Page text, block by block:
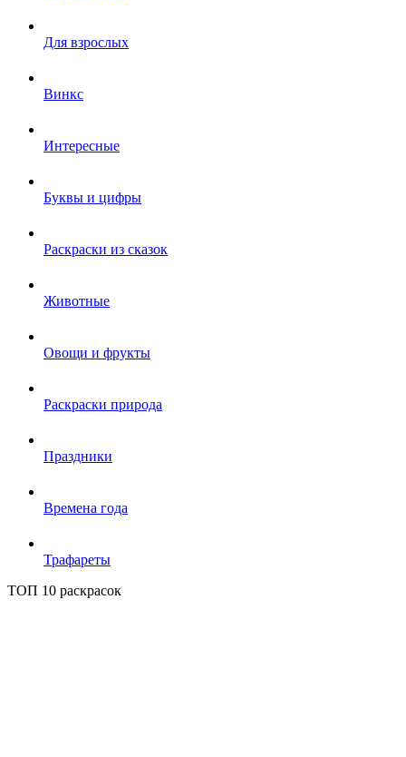
Для взрослых
Винкс
Интересные
Буквы и цифры
Раскраски из сказок
Животные
Овощи и фрукты
Раскраски природа
Праздники
Времена года
Трафареты
ТОП 10 раскрасок